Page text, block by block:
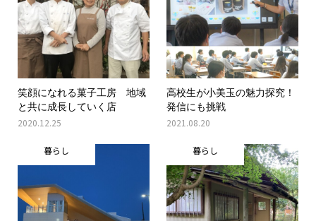
笑顔になれる菓子工房 地域
と共に成長していく店
2020.12.25
高校生が小美玉の魅力探究！
発信にも挑戦
2021.08.20
暮らし 暮らし